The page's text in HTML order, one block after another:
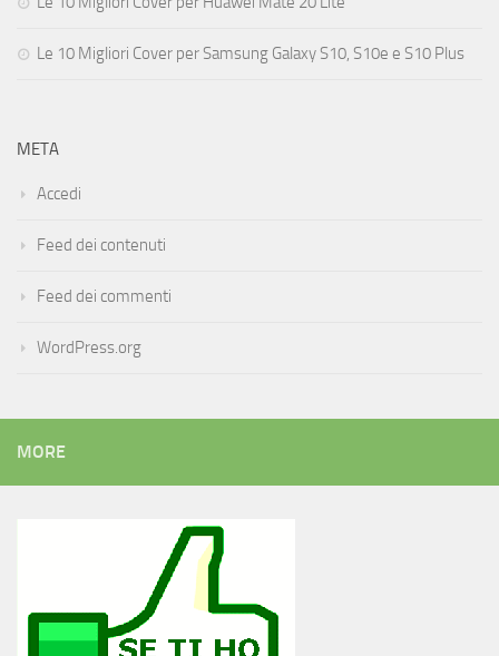
Le 10 Migliori Cover per Samsung Galaxy S10, S10e e S10 Plus
META
Accedi
Feed dei contenuti
Feed dei commenti
WordPress.org
MORE